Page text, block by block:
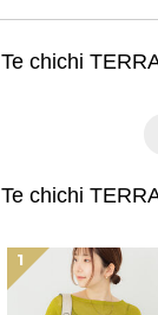
Te chichi
Te chichi
1